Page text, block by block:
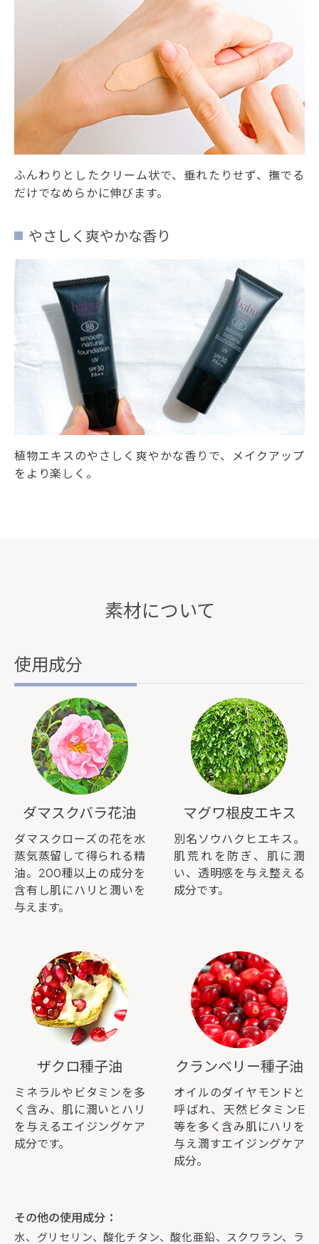
ふんわりとしたクリーム状で、垂れたりせず、撫でる
だけでなめらかに伸びます。
やさしく爽やかな香り
植物エキスのやさしく爽やかな香りで、メイクアップ
をより楽しく。
素材について
使用成分
ダマスクバラ花油
ダマスクローズの花を水
蒸気蒸留して得られる精
油。200種以上の成分を
含有し肌にハリと潤いを
与えます。
マグワ根皮エキス
別名ソウハクヒエキス。
肌荒れを防ぎ、肌に潤
い、透明感を与え整える
成分です。
ザクロ種子油
ミネラルやビタミンを多
く含み、肌に潤いとハリ
を与えるエイジングケア
成分です。
クランベリー種子油
オイルのダイヤモンドと
呼ばれ、天然ビタミンE
等を多く含み肌にハリを
与え潤すエイジングケア
成分。
その他の使用成分：
水、グリセリン、酸化チタン、酸化亜鉛、スクワラン、ラ